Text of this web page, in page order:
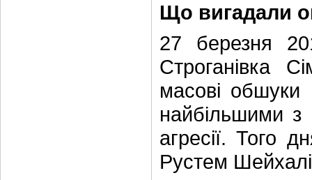
Що вигадали
27 березня
Строганівка
масові обшуки
найбільшими з
агресії. Того
Рустем